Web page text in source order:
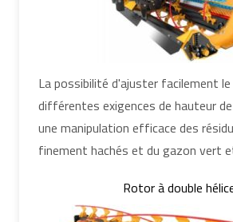
La possibilité d'ajuster facilement
différentes exigences de hauteur
une manipulation efficace des
finement hachés et du gazon vert
Rotor à double